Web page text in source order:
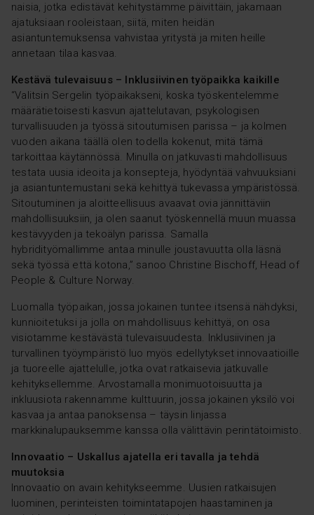
naisia, jotka edistävät kehitystämme päivittäin, jakamaan
ajatuksiaan rooleistaan, siitä, miten heidän
asiantuntemuksensa vahvistaa yritystä ja miten heille
annetaan tilaa kasvaa.
Kestävä tulevaisuus – Inklusiivinen työpaikka kaikille
“Valitsin Sergelin työpaikakseni, koska työskentelemme
määrätietoisesti kasvun ajattelutavan, psykologisen
turvallisuuden ja työssä sitoutumisen parissa – ja kolmen
vuoden aikana täällä olen todella kokenut, mitä tämä
tarkoittaa käytännössä. Minulla on jatkuvasti mahdollisuus
testata uusia ideoita ja konsepteja, hyödyntää vahvuuksiani
ja asiantuntemustani sekä kehittyä tukevassa ympäristössä.
Sitoutuminen ja aloitteellisuus avaavat ovia jännittäviin
mahdollisuuksiin, ja olen saanut työskennellä muun muassa
kestävyyden ja tekoälyn parissa. Samalla
hybridityömallimme antaa minulle joustavuutta olla läsnä
sekä työssä että kotona,” sanoo Christine Bischoff, Head of
People & Culture Norway.
Luomalla työpaikan, jossa jokainen tuntee itsensä nähdyksi,
kunnioitetuksi ja jolla on mahdollisuus kehittyä, on osa
visiotamme kestävästä tulevaisuudesta. Inklusiivinen ja
turvallinen työympäristö luo myös edellytykset innovaatioille
ja tuoreelle ajattelulle, jotka ovat ratkaisevia jatkuvalle
kehityksellemme. Arvostamalla monimuotoisuutta ja
inkluusiota rakennamme kulttuurin, jossa jokainen yksilö voi
kasvaa ja antaa panoksensa – täysin linjassa
markkinalupauksemme kanssa olla välittävin perintätoimisto.
Innovaatio – Uskallus ajatella eri tavalla ja tehdä
muutoksia
Innovaatio on avain kehitykseemme. Uusien ratkaisujen
luominen, perinteisten toimintatapojen haastaminen ja